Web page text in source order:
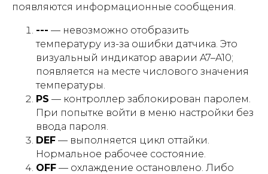
появляются информационные сообщения.
--- — невозможно отобразить
температуру из-за ошибки датчика. Это
визуальный индикатор аварии A7–A10;
появляется на месте числового значения
температуры.
PS — контроллер заблокирован паролем.
При попытке войти в меню настройки без
ввода пароля.
DEF — выполняется цикл оттайки.
Нормальное рабочее состояние.
OFF — охлаждение остановлено. Либо